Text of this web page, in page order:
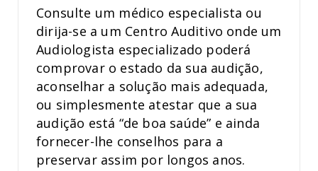
Consulte um médico especialista ou
dirija-se a um Centro Auditivo onde um
Audiologista especializado poderá
comprovar o estado da sua audição,
aconselhar a solução mais adequada,
ou simplesmente atestar que a sua
audição está “de boa saúde” e ainda
fornecer-lhe conselhos para a
preservar assim por longos anos.